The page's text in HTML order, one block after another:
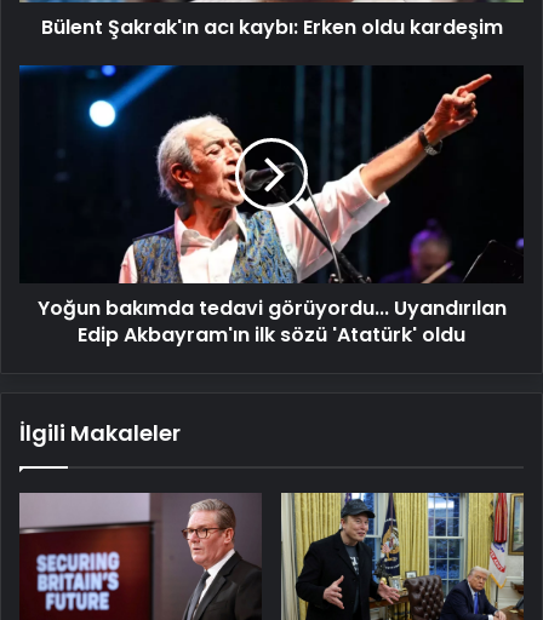
Bülent Şakrak'ın acı kaybı: Erken oldu kardeşim
Yoğun
Uyandırılan
sözü
'Atatürk'
Yoğun bakımda tedavi görüyordu... Uyandırılan
Edip Akbayram'ın ilk sözü 'Atatürk' oldu
İlgili Makaleler